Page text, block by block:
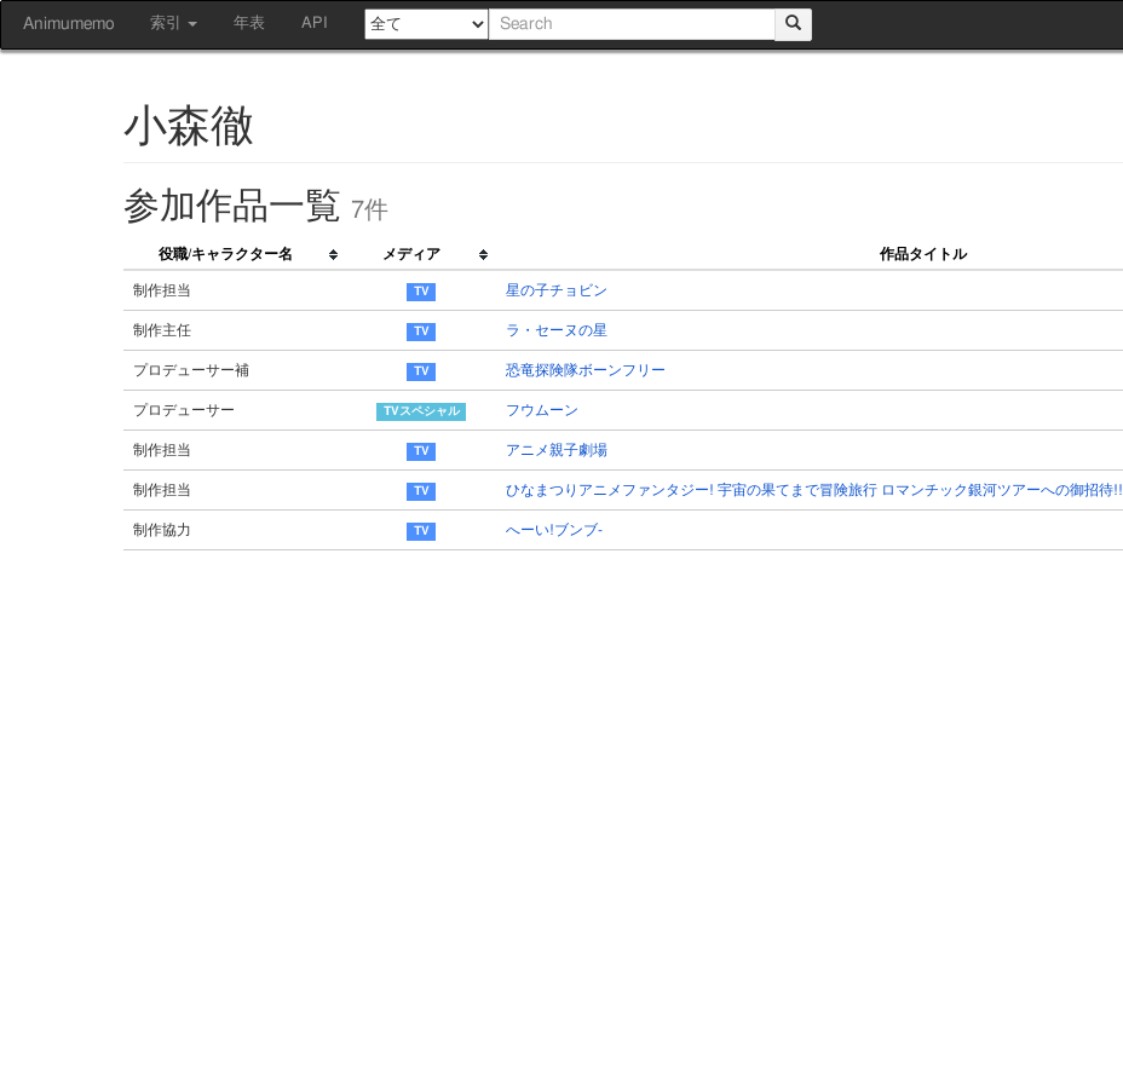
Animumemo 索引 年表 API
小森徹
参加作品一覧 7件
役職/キャラクター名 メディア 作品タイトル
制作担当 星の子チョビン
制作主任 ラ・セーヌの星
プロデューサー補 恐竜探険隊ボーンフリー
プロデューサー フウムーン
制作担当 アニメ親子劇場
制作担当 ひなまつりアニメファンタジー! 宇宙の果てまで冒険旅行 ロマンチック銀河ツアーへの御招待!!
制作協力 へーい!ブンブ-